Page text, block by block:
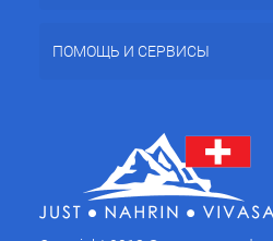
ПОМОЩЬ И СЕРВИСЫ